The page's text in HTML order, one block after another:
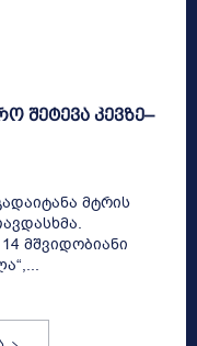
შეტევა კევზე–
მტრის
მშვიდობიანი